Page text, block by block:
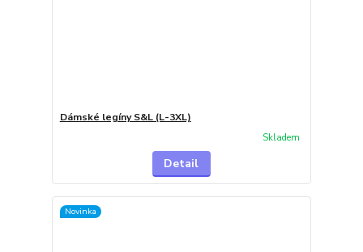
Dámské legíny S&L (L-3XL)
Skladem
Detail
Novinka